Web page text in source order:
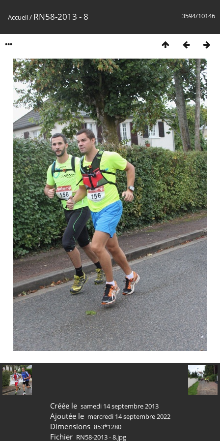
3594/10146
Accueil/ RN58-2013 - 8
Créée le samedi 14 septembre 2013
Ajoutée le mercredi 14 septembre 2022
Dimensions 853*1280
Fichier RN58-2013 - 8.jpg